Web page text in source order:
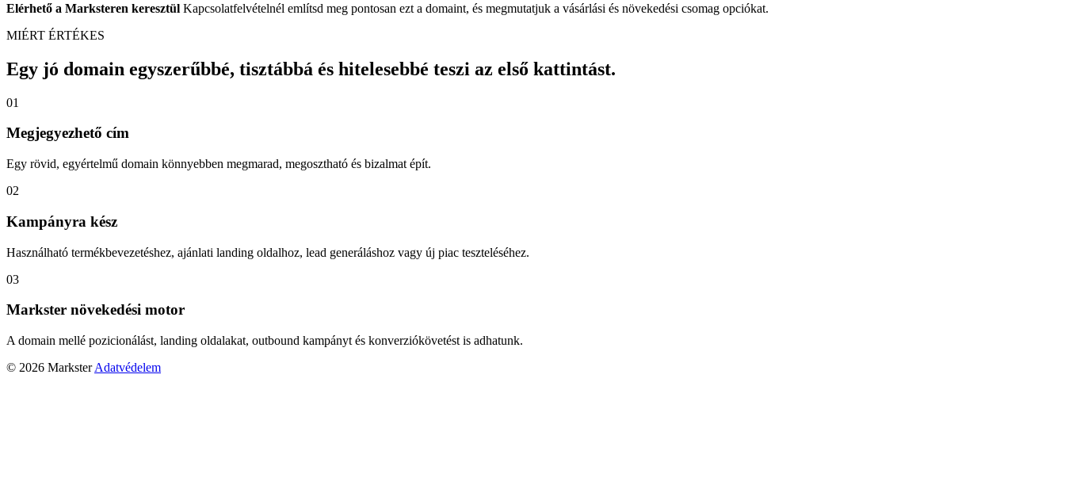
Elérhető a Marksteren keresztül Kapcsolatfelvételnél említsd meg pontosan ezt a domaint, és megmutatjuk a vásárlási és növekedési csomag opciókat.
MIÉRT ÉRTÉKES
Egy jó domain egyszerűbbé, tisztábbá és hitelesebbé teszi az első kattintást.
01
Megjegyezhető cím
Egy rövid, egyértelmű domain könnyebben megmarad, megosztható és bizalmat épít.
02
Kampányra kész
Használható termékbevezetéshez, ajánlati landing oldalhoz, lead generáláshoz vagy új piac teszteléséhez.
03
Markster növekedési motor
A domain mellé pozicionálást, landing oldalakat, outbound kampányt és konverziókövetést is adhatunk.
© 2026 Markster Adatvédelem